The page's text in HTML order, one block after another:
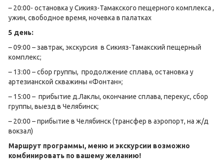
– 20:00- остановка у Сикияз-Тамакского пещерного комплекса ,
ужин, свободное время, ночевка в палатках
5 день:
– 09:00 – завтрак, экскурсия в Сикияз-Тамакский пещерный
комплекс;
– 13:00 – сбор группы, продолжение сплава, остановка у
артезианской скважины «Фонтан»;
– 15:00 – прибытие д.Лаклы, окончание сплава, перекус, сбор
группы, выезд в Челябинск;
– 20:00 – прибытие в Челябинск (трансфер в аэропорт, на ж/д
вокзал)
Маршрут программы, меню и экскурсии возможно
комбинировать по вашему желанию!